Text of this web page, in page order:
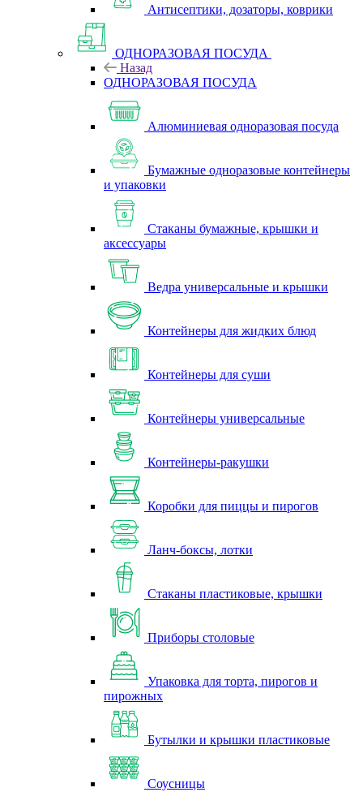
Антисептики, дозаторы, коврики
ОДНОРАЗОВАЯ ПОСУДА
Назад
ОДНОРАЗОВАЯ ПОСУДА
Алюминиевая одноразовая посуда
Бумажные одноразовые контейнеры
и упаковки
Стаканы бумажные, крышки и
аксессуары
Ведра универсальные и крышки
Контейнеры для жидких блюд
Контейнеры для суши
Контейнеры универсальные
Контейнеры-ракушки
Коробки для пиццы и пирогов
Ланч-боксы, лотки
Стаканы пластиковые, крышки
Приборы столовые
Упаковка для торта, пирогов и
пирожных
Бутылки и крышки пластиковые
Соусницы